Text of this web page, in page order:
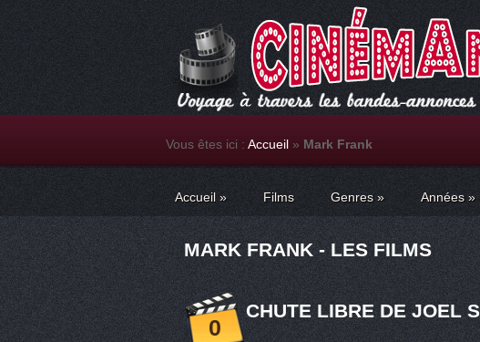
Vous êtes ici : Accueil » Mark Frank
Accueil » Films Genres» Années »
MARK FRANK - LES FILMS
0
CHUTE LIBRE DE JOEL